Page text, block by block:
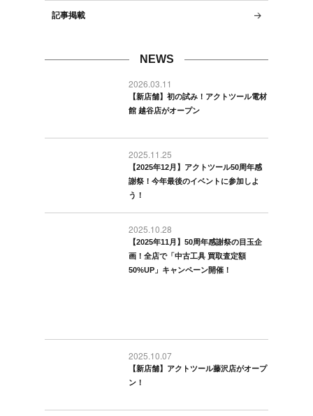
記事掲載
NEWS
2026.03.11
【新店舗】初の試み！アクトツール電材
館 越谷店がオープン
2025.11.25
【2025年12月】アクトツール50周年感
謝祭！今年最後のイベントに参加しよ
う！
2025.10.28
【2025年11月】50周年感謝祭の目玉企
画！全店で「中古工具 買取査定額
50%UP」キャンペーン開催！
2025.10.07
【新店舗】アクトツール藤沢店がオープ
ン！